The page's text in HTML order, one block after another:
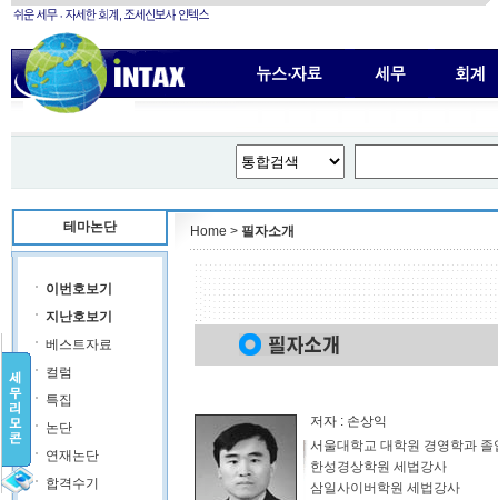
테마논단
이번호보기
지난호보기
베스트자료
컬럼
특집
논단
연재논단
합격수기
Home > 필자소개
저자 : 손상익
서울대학교 대학원 경영학과 졸
한성경상학원 세법강사
삼일사이버학원 세법강사